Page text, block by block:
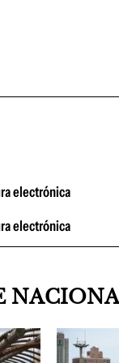
electrónica
electrónica